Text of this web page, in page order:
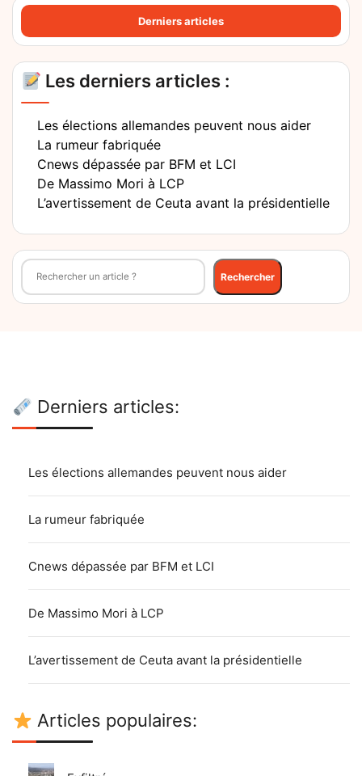
Derniers articles
Les derniers articles :
Les élections allemandes peuvent nous aider
La rumeur fabriquée
Cnews dépassée par BFM et LCI
De Massimo Mori à LCP
L’avertissement de Ceuta avant la présidentielle
Rechercher
Rechercher
Derniers articles:
Les élections allemandes peuvent nous aider
La rumeur fabriquée
Cnews dépassée par BFM et LCI
De Massimo Mori à LCP
L’avertissement de Ceuta avant la présidentielle
Articles populaires: